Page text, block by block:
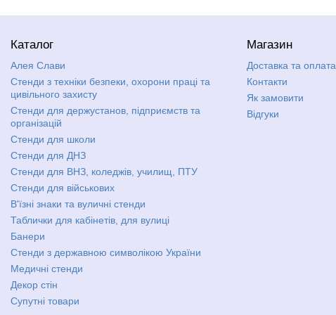
Каталог
Алея Слави
Стенди з техніки безпеки, охорони праці та
цивільного захисту
Стенди для держустанов, підприємств та
організацій
Стенди для школи
Стенди для ДНЗ
Стенди для ВНЗ, коледжів, училищ, ПТУ
Стенди для військових
В'їзні знаки та вуличні стенди
Таблички для кабінетів, для вулиці
Банери
Стенди з державною символікою України
Медичні стенди
Декор стін
Супутні товари
Магазин
Доставка та оплата
Контакти
Як замовити
Відгуки